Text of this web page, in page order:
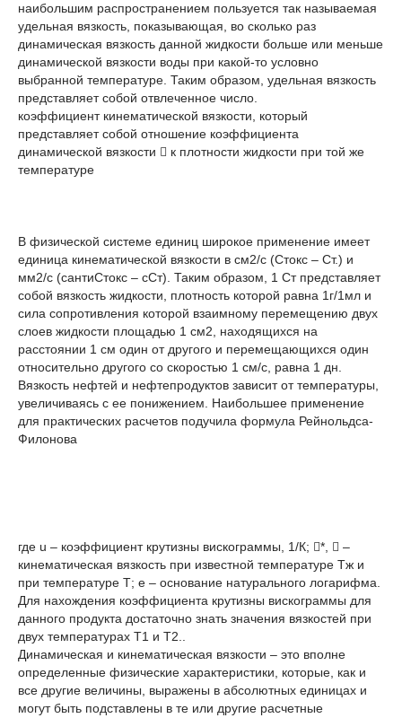
наибольшим распространением пользуется так называемая
удельная вязкость, показывающая, во сколько раз
динамическая вязкость данной жидкости больше или меньше
динамической вязкости воды при какой-то условно
выбранной температуре. Таким образом, удельная вязкость
представляет собой отвлеченное число.
коэффициент кинематической вязкости, который
представляет собой отношение коэффициента
динамической вязкости  к плотности жидкости при той же
температуре
В физической системе единиц широкое применение имеет
единица кинематической вязкости в см2/с (Стокс – Ст.) и
мм2/с (сантиСтокс – сСт). Таким образом, 1 Ст представляет
собой вязкость жидкости, плотность которой равна 1г/1мл и
сила сопротивления которой взаимному перемещению двух
слоев жидкости площадью 1 см2, находящихся на
расстоянии 1 см один от другого и перемещающихся один
относительно другого со скоростью 1 см/с, равна 1 дн.
Вязкость нефтей и нефтепродуктов зависит от температуры,
увеличиваясь с ее понижением. Наибольшее применение
для практических расчетов подучила формула Рейнольдса-
Филонова
где u – коэффициент крутизны вискограммы, 1/К; *,  –
кинематическая вязкость при известной температуре Тж и
при температуре Т; e – основание натурального логарифма.
Для нахождения коэффициента крутизны вискограммы для
данного продукта достаточно знать значения вязкостей при
двух температурах Т1 и Т2..
Динамическая и кинематическая вязкости – это вполне
определенные физические характеристики, которые, как и
все другие величины, выражены в абсолютных единицах и
могут быть подставлены в те или другие расчетные